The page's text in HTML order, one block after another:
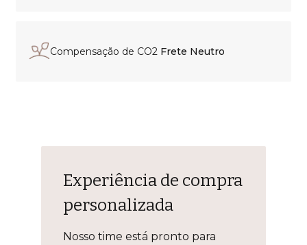
Compensação de CO2 Frete Neutro
Experiência de compra
personalizada
Nosso time está pronto para